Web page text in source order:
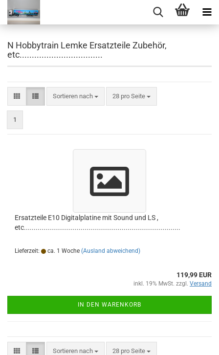
N Hobbytrain Lemke Ersatzteile Zubehör,
etc..................................
Sortieren nach
Sortieren nach 28 pro Seite
pro Seite
1
Ersatzteile E10 Digitalplatine mit Sound und LS ,
etc................................................................................
Lieferzeit: ca. 1 Woche (Ausland abweichend)
119,99 EUR
inkl. 19% MwSt. zzgl. Versand
IN DEN WARENKORB
Sortieren nach
Sortieren nach 28 pro Seite
pro Seite